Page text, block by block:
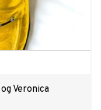
Veronica